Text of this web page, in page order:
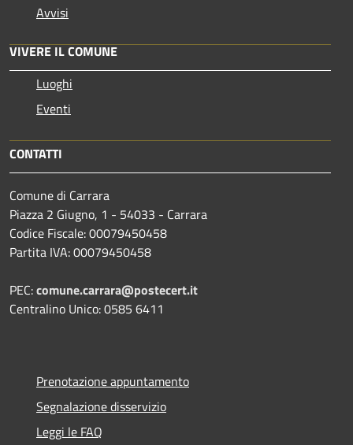
Avvisi
VIVERE IL COMUNE
Luoghi
Eventi
CONTATTI
Comune di Carrara
Piazza 2 Giugno, 1 - 54033 - Carrara
Codice Fiscale: 00079450458
Partita IVA: 00079450458
PEC:comune.carrara@postecert.it
Centralino Unico: 0585 6411
Prenotazione appuntamento
Segnalazione disservizio
Leggi le FAQ